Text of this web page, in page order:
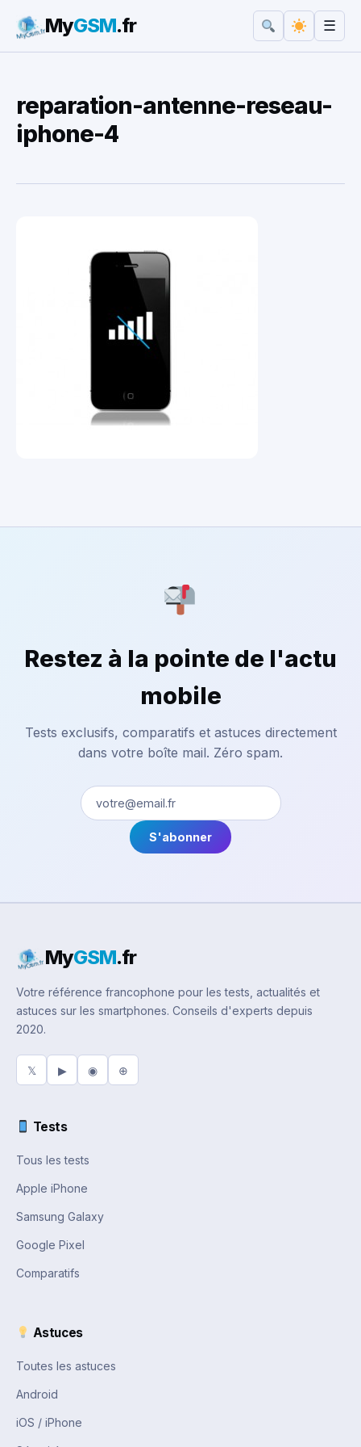
MyGSM.fr ☰
reparation-antenne-reseau-
iphone-4
Restez à la pointe de l'actu
mobile
Tests exclusifs, comparatifs et astuces directement
dans votre boîte mail. Zéro spam.
S'abonner
MyGSM.fr
Votre référence francophone pour les tests, actualités et
astuces sur les smartphones. Conseils d'experts depuis
2020.
𝕏 ▶ ◉ ⊕
Tests
Tous les tests
Apple iPhone
Samsung Galaxy
Google Pixel
Comparatifs
Astuces
Toutes les astuces
Android
iOS / iPhone